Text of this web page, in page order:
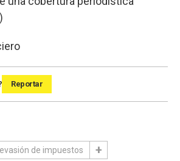
Reportar
evasión de impuestos